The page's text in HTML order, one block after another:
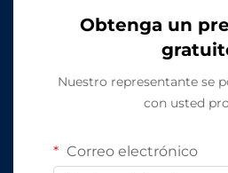
Obtenga un
Nuestro representante se
con usted
Correo electrónico